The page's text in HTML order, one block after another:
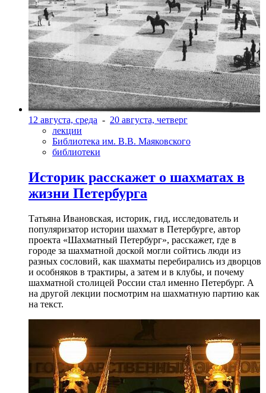
12 августа, среда - 20 августа, четверг
лекции
Библиотека им. В.В. Маяковского
библиотеки
Историк расскажет о шахматах в
жизни Петербурга
Татьяна Ивановская, историк, гид, исследователь и
популяризатор истории шахмат в Петербурге, автор
проекта «Шахматный Петербург», расскажет, где в
городе за шахматной доской могли сойтись люди из
разных сословий, как шахматы перебирались из дворцов
и особняков в трактиры, а затем и в клубы, и почему
шахматной столицей России стал именно Петербург. А
на другой лекции посмотрим на шахматную партию как
на текст.